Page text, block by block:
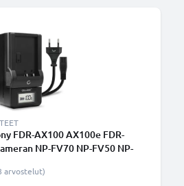
FDR-AX100 AX100e FDR-
NP-FV70 NP-FV50 NP-
arvostelut)